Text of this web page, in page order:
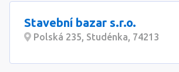
Stavební bazar s.r.o.
Polská 235, Studénka, 74213